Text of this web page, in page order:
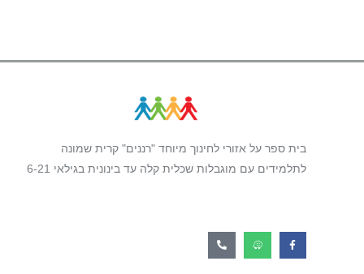
בית ספר על אזורי לחינוך מיוחד "רננים" קרית שמונה
לתלמידים עם מוגבלות שכלית קלה עד בינונית בגילאי 6-21